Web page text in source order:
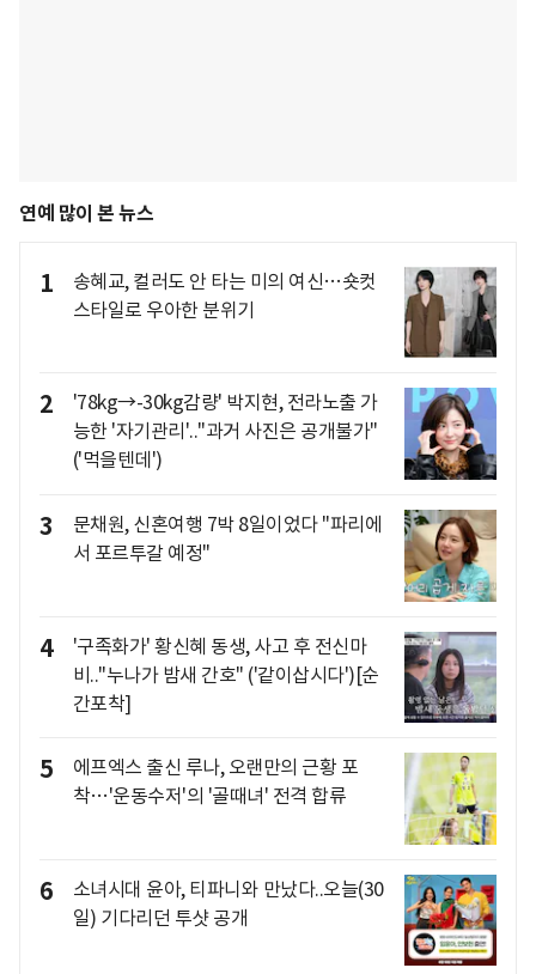
연예 많이 본 뉴스
1
송혜교, 컬러도 안 타는 미의 여신…숏컷
스타일로 우아한 분위기
2
'78kg→-30kg감량' 박지현, 전라노출 가
능한 '자기관리'.."과거 사진은 공개불가"
('먹을텐데')
3
문채원, 신혼여행 7박 8일이었다 "파리에
서 포르투갈 예정"
4
'구족화가' 황신혜 동생, 사고 후 전신마
비.."누나가 밤새 간호" ('같이삽시다')[순
간포착]
5
에프엑스 출신 루나, 오랜만의 근황 포
착…'운동수저'의 '골때녀' 전격 합류
6
소녀시대 윤아, 티파니와 만났다..오늘(30
일) 기다리던 투샷 공개